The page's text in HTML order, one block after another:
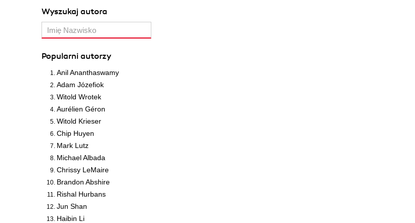
Wyszukaj autora
Popularni autorzy
Anil Ananthaswamy
Adam Józefiok
Witold Wrotek
Aurélien Géron
Witold Krieser
Chip Huyen
Mark Lutz
Michael Albada
Chrissy LeMaire
Brandon Abshire
Rishal Hurbans
Jun Shan
Haibin Li